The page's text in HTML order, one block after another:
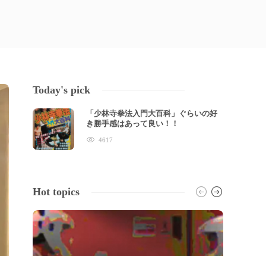
Today's pick
「少林寺拳法入門大百科」ぐらいの好
き勝手感はあって良い！！
4617
Hot topics